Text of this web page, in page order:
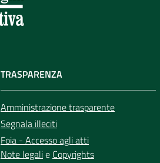
TRASPARENZA
Amministrazione trasparente
Segnala illeciti
Foia - Accesso agli atti
Note legalie Copyrights